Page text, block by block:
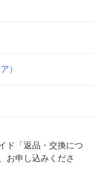
）
ド「返品・交換につ
お申し込みくださ